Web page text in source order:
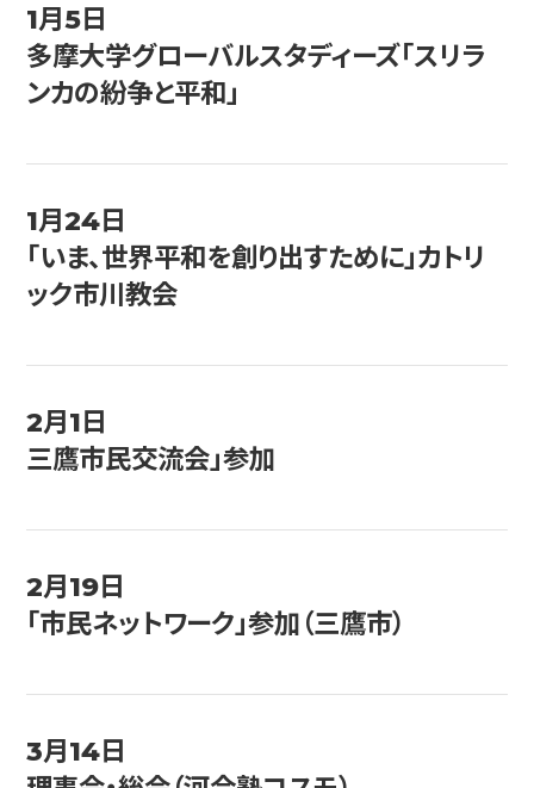
1月5日
多摩大学グローバルスタディーズ「スリラ
ンカの紛争と平和」
1月24日
「いま、世界平和を創り出すために」カトリ
ック市川教会
2月1日
三鷹市民交流会」参加
2月19日
「市民ネットワーク」参加（三鷹市）
3月14日